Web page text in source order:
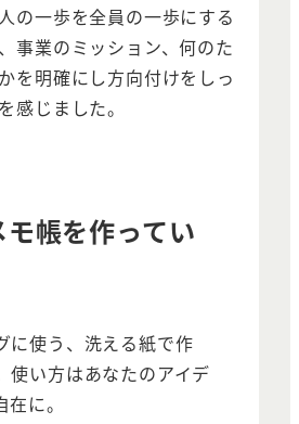
の一歩を全員の一歩にする
事業のミッション、何のた
を明確にし方向付けをしっ
感じました。
モ帳を作ってい
に使う、洗える紙で作
使い方はあなたのアイデ
に。